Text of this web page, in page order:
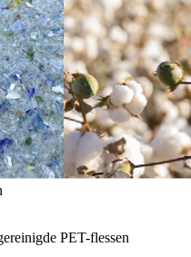
PET-flessen